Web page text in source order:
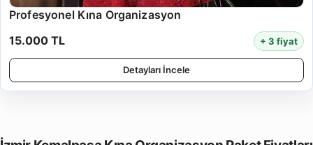
Profesyonel Kına Organizasyon
15.000 TL
+ 3 fiyat
Detayları İncele